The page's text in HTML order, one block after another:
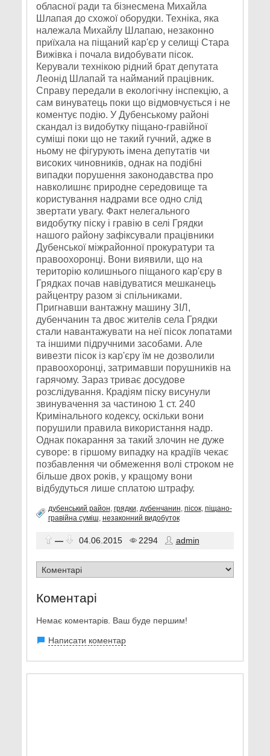
обласної ради та бізнесмена Михайла
Шлапая до схожої оборудки. Техніка, яка
належала Михайлу Шлапаю, незаконно
приїхала на піщаний кар'єр у селищі Стара
Вижівка і почала видобувати пісок.
Керували технікою рідний брат депутата
Леонід Шлапай та найманий працівник.
Справу передали в екологічну інспекцію, а
сам винуватець поки що відмовчується і не
коментує подію. У Дубенському районі
скандал із видобутку піщано-гравійної
суміші поки що не такий гучний, адже в
ньому не фігурують імена депутатів чи
високих чиновників, однак на подібні
випадки порушення законодавства про
навколишнє природне середовище та
користування надрами все одно слід
звертати увагу. Факт нелегального
видобутку піску і гравію в селі Грядки
нашого району зафіксували працівники
Дубенської міжрайонної прокуратури та
правоохоронці. Вони виявили, що на
територію колишнього піщаного кар'єру в
Грядках почав навідуватися мешканець
райцентру разом зі спільниками.
Пригнавши вантажну машину ЗІЛ,
дубенчанин та двоє жителів села Грядки
стали навантажувати на неї пісок лопатами
та іншими підручними засобами. Але
вивезти пісок із кар'єру їм не дозволили
правоохоронці, затримавши порушників на
гарячому. Зараз триває досудове
розслідування. Крадіям піску висунули
звинувачення за частиною 1 ст. 240
Кримінального кодексу, оскільки вони
порушили правила використання надр.
Однак покарання за такий злочин не дуже
суворе: в гіршому випадку на крадіїв чекає
позбавлення чи обмеження волі строком не
більше двох років, у кращому вони
відбудуться лише сплатою штрафу.
дубенський район, грядки, дубенчанин, пісок, піщано-
гравійна суміш, незаконний видобуток
— 04.06.2015 2294 admin
Коментарі
Немає коментарів. Ваш буде першим!
Написати коментар